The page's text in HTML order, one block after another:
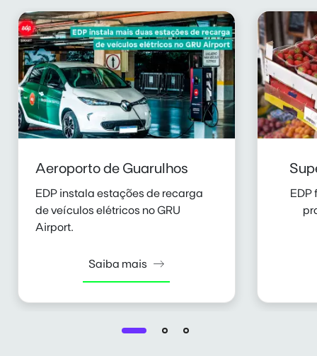
Aeroporto de Guarulhos
EDP instala estações de recarga
de veículos elétricos no GRU
Airport.
Saiba mais
EDP